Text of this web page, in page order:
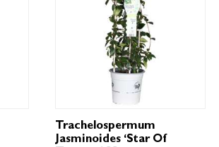
Trachelospermum
Jasminoides ‘Star Of